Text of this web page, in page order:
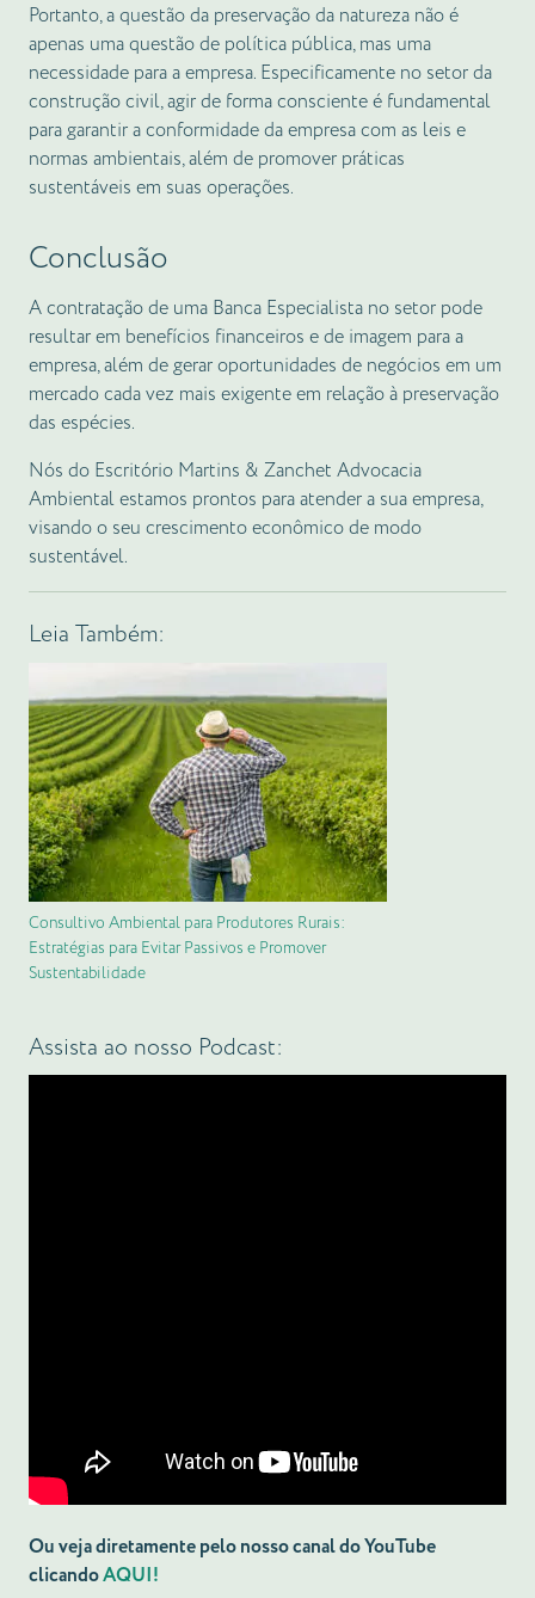
Portanto, a questão da preservação da natureza não é
apenas uma questão de política pública, mas uma
necessidade para a empresa. Especificamente no setor da
construção civil, agir de forma consciente é fundamental
para garantir a conformidade da empresa com as leis e
normas ambientais, além de promover práticas
sustentáveis em suas operações.
Conclusão
A contratação de uma Banca Especialista no setor pode
resultar em benefícios financeiros e de imagem para a
empresa, além de gerar oportunidades de negócios em um
mercado cada vez mais exigente em relação à preservação
das espécies.
Nós do Escritório Martins & Zanchet Advocacia
Ambiental estamos prontos para atender a sua empresa,
visando o seu crescimento econômico de modo
sustentável.
Leia Também:
Consultivo Ambiental para Produtores Rurais:
Estratégias para Evitar Passivos e Promover
Sustentabilidade
Assista ao nosso Podcast:
Ou veja diretamente pelo nosso canal do YouTube
clicandoAQUI!